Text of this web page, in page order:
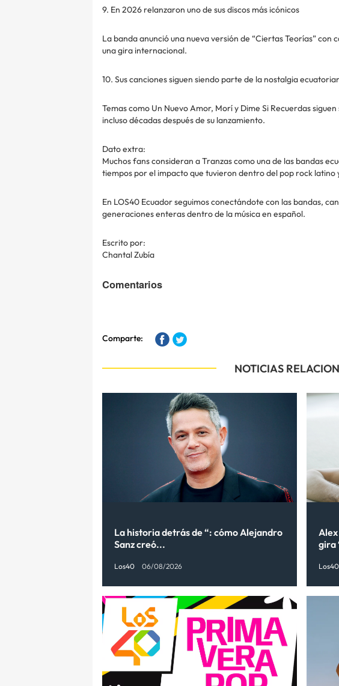
9. En 2026 relanzaron uno de sus discos más icónicos
La banda anunció una nueva versión de “Ciertas Teorías”
una gira internacional.
10. Sus canciones siguen siendo parte de la nostalgia
Temas como Un Nuevo Amor, Morí y Dime Si Recuerdas
incluso décadas después de su lanzamiento.
Dato extra:
Muchos fans consideran a Tranzas como una de las bandas
tiempos por el impacto que tuvieron dentro del pop rock latino
En LOS40 Ecuador seguimos conectándote con las bandas,
generaciones enteras dentro de la música en español.
Escrito por:
Chantal Zubía
Comentarios
Comparte:
NOTICIAS
La historia detrás de “: cómo Alejandro
Sanz creó...
Los40 06/08/2026
gira
Los40